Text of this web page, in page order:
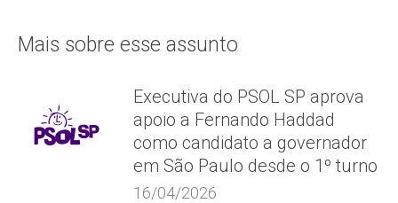
Mais sobre esse assunto
Executiva do PSOL SP aprova
apoio a Fernando Haddad
como candidato a governador
em São Paulo desde o 1º turno
16/04/2026